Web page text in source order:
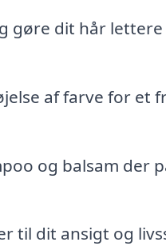
gøre dit hår
af farve for et
og balsam der
til dit ansigt og